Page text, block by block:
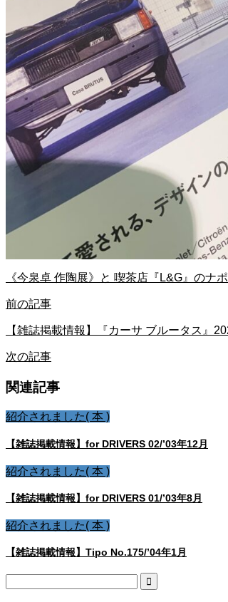
《今泉卓 作陶展》と 喫茶店『L&G』のナ
前の記事
【雑誌掲載情報】『カーサ ブルータス』
次の記事
関連記事
紹介されました( 本 )
【雑誌掲載情報】for DRIVERS 02/’03年12月
紹介されました( 本 )
【雑誌掲載情報】for DRIVERS 01/’03年8月
紹介されました( 本 )
【雑誌掲載情報】Tipo No.175/’04年1月